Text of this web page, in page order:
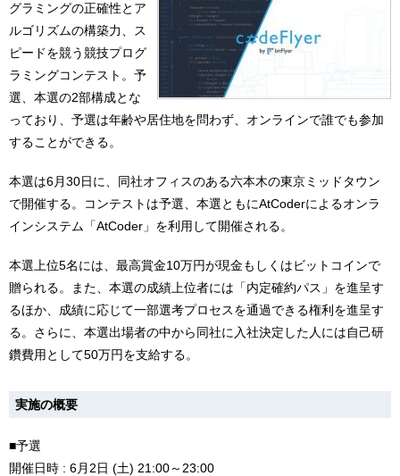
グラミングの正確性とア
ルゴリズムの構築力、ス
ピードを競う競技プログ
ラミングコンテスト。予
選、本選の2部構成とな
っており、予選は年齢や居住地を問わず、オンラインで誰でも参加
することができる。
本選は6月30日に、同社オフィスのある六本木の東京ミッドタウン
で開催する。コンテストは予選、本選ともにAtCoderによるオンラ
インシステム「AtCoder」を利用して開催される。
本選上位5名には、最高賞金10万円が現金もしくはビットコインで
贈られる。また、本選の成績上位者には「内定確約パス」を進呈す
るほか、成績に応じて一部選考プロセスを通過できる権利を進呈す
る。さらに、本選出場者の中から同社に入社決定した人には自己研
鑽費用として50万円を支給する。
実施の概要
■予選
開催日時 : 6月2日 (土) 21:00～23:00